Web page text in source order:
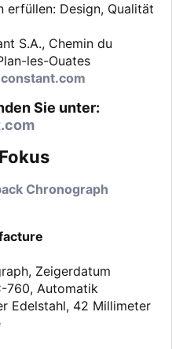
erfüllen: Design, Qualität
S.A., Chemin du
les-Ouates
Sie unter:
Zeigerdatum
760, Automatik
Edelstahl, 42 Millimeter